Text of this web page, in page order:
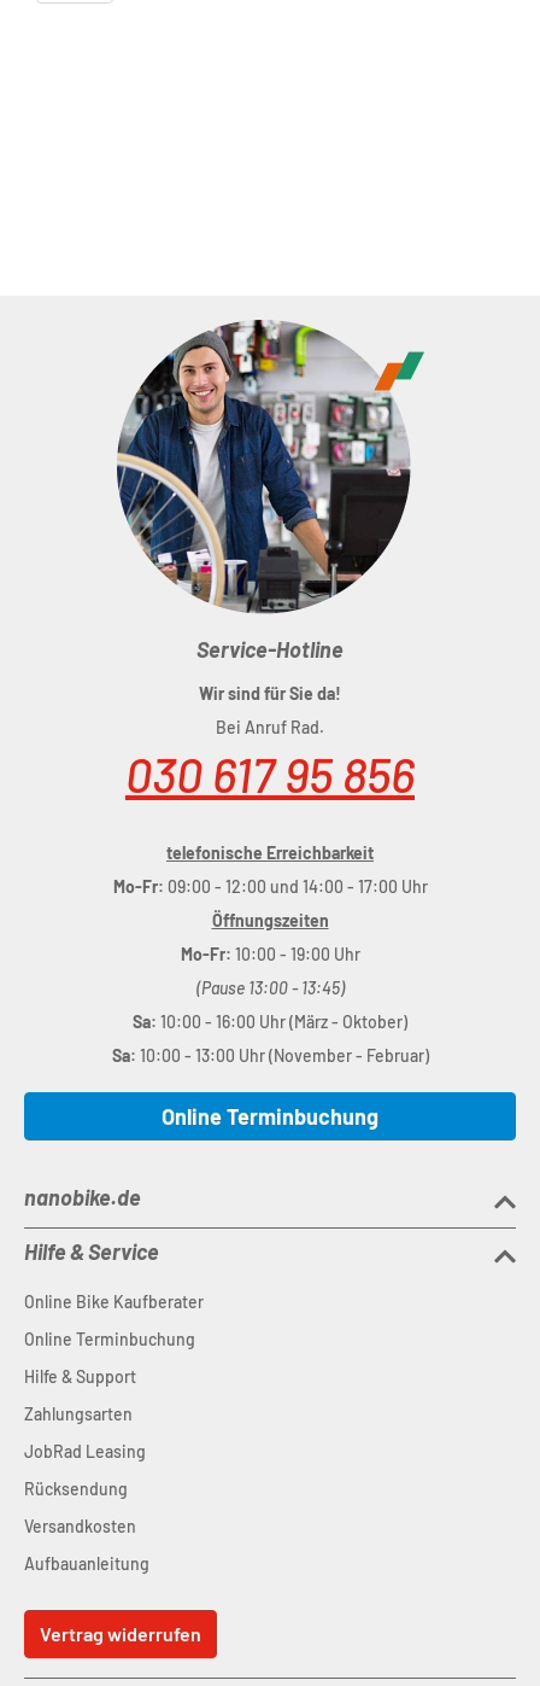
Service-Hotline
Wir sind für Sie da!
Bei Anruf Rad.
030 617 95 856
telefonische Erreichbarkeit
Mo-Fr: 09:00 - 12:00 und 14:00 - 17:00 Uhr
Öffnungszeiten
Mo-Fr: 10:00 - 19:00 Uhr
(Pause 13:00 - 13:45)
Sa: 10:00 - 16:00 Uhr (März - Oktober)
Sa: 10:00 - 13:00 Uhr (November - Februar)
Online Terminbuchung
nanobike.de
Hilfe & Service
Online Bike Kaufberater
Online Terminbuchung
Hilfe & Support
Zahlungsarten
JobRad Leasing
Rücksendung
Versandkosten
Aufbauanleitung
Vertrag widerrufen